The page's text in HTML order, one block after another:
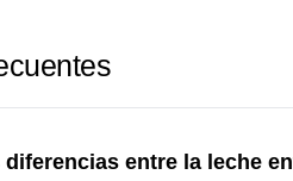
entre la leche